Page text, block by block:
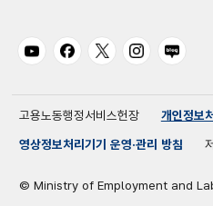
유튜브 페이스북트위터 인스타그램
블로그
고용노동행정서비스헌장
개인정보
영상정보처리기기 운영·관리 방침
© Ministry of Employment and